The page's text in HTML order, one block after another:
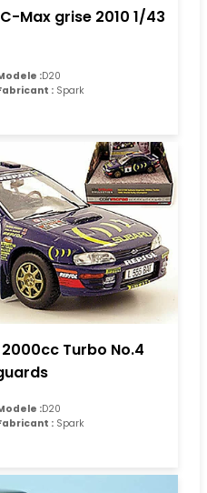
Max grise 2010 1/43
:D20
: Spark
Turbo No.4
:D20
: Spark